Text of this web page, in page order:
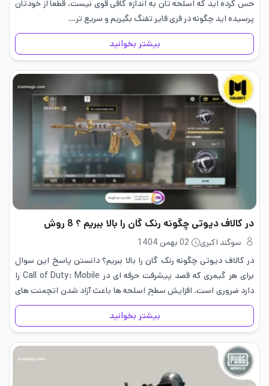
حس کرده اید که اسلحه تان به اندازه کافی قوی نیست، قطعا از خودتان
پرسیده اید چگونه در فری فایر تفنگ بگیریم و سریع تر…
بیشتر بخوانید
در کالاف دیوتی چگونه رنک گان را بالا ببریم ؟ 8 روش
سوگند اکبری
02 بهمن 1404
در کالاف دیوتی چگونه رنک گان را بالا ببریم؟ دانستن پاسخ این سوال
برای هر گیمری که قصد پیشرفت حرفه ای در Call of Duty: Mobile را
دارد ضروری است. افزایش سطح اسلحه ها باعث آزاد شدن اتچمنت های
کاربردی…
بیشتر بخوانید